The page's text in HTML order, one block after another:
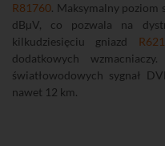
R81760. Maksymalny poziom
dBµV, co pozwala na
kilkudziesięciu gniazd
dodatkowych
światłowodowych sygnał
nawet 12 km.